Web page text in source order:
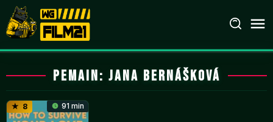
Loncat
ke
konten
Pemain: Jana Bernášková
8 91 min